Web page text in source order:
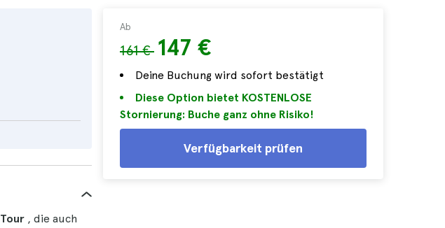
Ab
161 € 147 €
Deine Buchung wird sofort bestätigt
Diese Option bietet KOSTENLOSE
Stornierung: Buche ganz ohne Risiko!
Verfügbarkeit prüfen
Tour , die auch